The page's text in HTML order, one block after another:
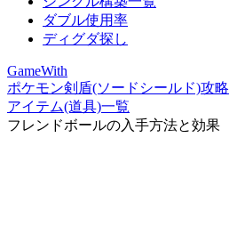
ダブル使用率
ディグダ探し
GameWith
ポケモン剣盾(ソードシールド)攻略
アイテム(道具)一覧
フレンドボールの入手方法と効果